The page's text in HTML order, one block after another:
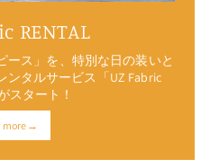
RENTAL
ース」を、特別な日の装いと
ンタルサービス「UZ Fabric
スタート！
more→